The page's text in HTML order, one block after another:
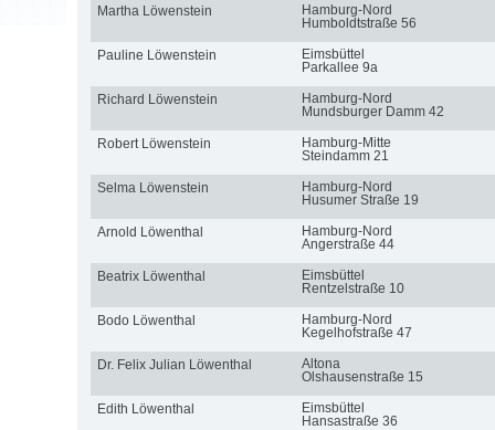
Martha Löwenstein
Hamburg-Nord
Humboldtstraße 56
Pauline Löwenstein
Eimsbüttel
Parkallee 9a
Richard Löwenstein
Hamburg-Nord
Mundsburger Damm 42
Robert Löwenstein
Hamburg-Mitte
Steindamm 21
Selma Löwenstein
Hamburg-Nord
Husumer Straße 19
Arnold Löwenthal
Hamburg-Nord
Angerstraße 44
Beatrix Löwenthal
Eimsbüttel
Rentzelstraße 10
Bodo Löwenthal
Hamburg-Nord
Kegelhofstraße 47
Dr. Felix Julian Löwenthal
Altona
Olshausenstraße 15
Edith Löwenthal
Eimsbüttel
Hansastraße 36